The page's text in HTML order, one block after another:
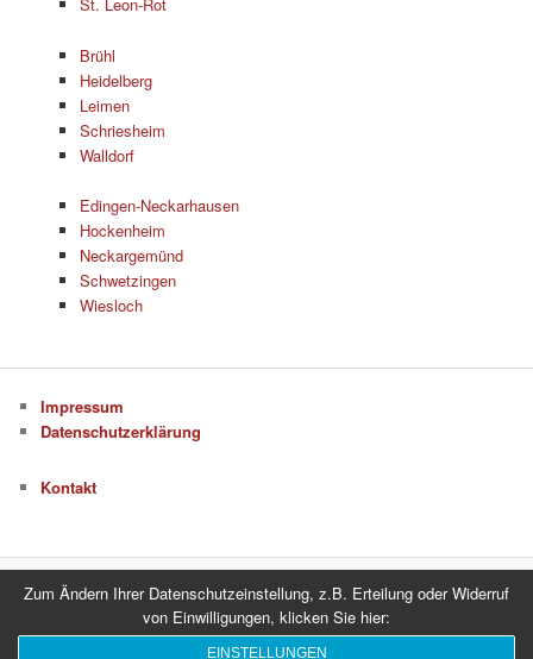
St. Leon-Rot
Brühl
Heidelberg
Leimen
Schriesheim
Walldorf
Edingen-Neckarhausen
Hockenheim
Neckargemünd
Schwetzingen
Wiesloch
Impressum
Datenschutzerklärung
Kontakt
Datenschutzerklärung Stolz präsentiert von WordPress
Zum Ändern Ihrer Datenschutzeinstellung, z.B. Erteilung oder Widerruf
von Einwilligungen, klicken Sie hier:
EINSTELLUNGEN